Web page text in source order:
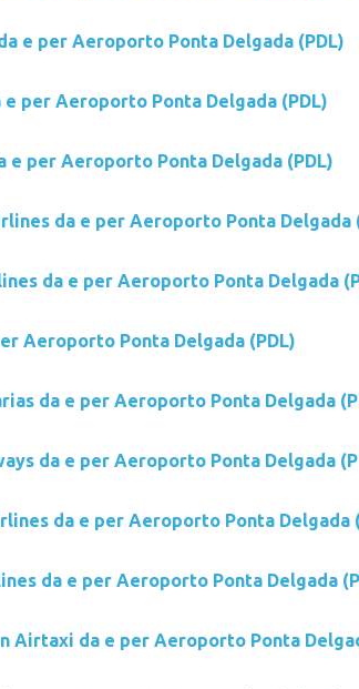
e per Aeroporto Ponta Delgada (PDL)
per Aeroporto Ponta Delgada (PDL)
per Aeroporto Ponta Delgada (PDL)
da e per Aeroporto Ponta Delgada
da e per Aeroporto Ponta Delgada
Aeroporto Ponta Delgada (PDL)
da e per Aeroporto Ponta Delgada
da e per Aeroporto Ponta Delgada
da e per Aeroporto Ponta Delgada
da e per Aeroporto Ponta Delgada
Airtaxi da e per Aeroporto Ponta